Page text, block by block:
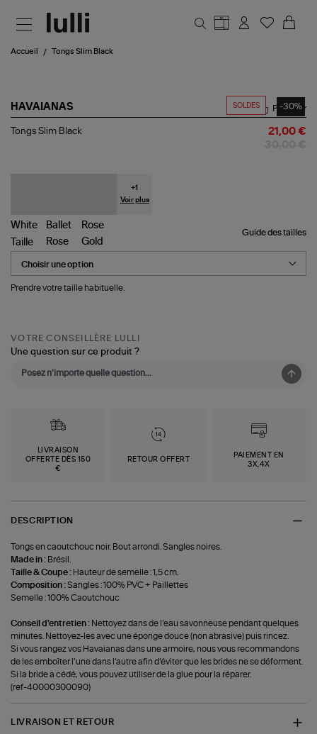
Accueil Tongs Slim Black
SOLDES -30%
HAVAIANAS
Tongs
Partager
Tongs Slim Black 21,00 €
+1
Voir plus
Guide des tailles
Taille
Prendre votre taille habituelle.
VOTRE CONSEILLÈRE LULLI
Une question sur ce produit ?
LIVRAISON
OFFERTE DÈS 150
€
RETOUR OFFERT
PAIEMENT EN
3X,4X
DESCRIPTION
Tongs en caoutchouc noir. Bout arrondi. Sangles noires.
Made in : Brésil.
Taille & Coupe : Hauteur de semelle : 1,5 cm.
Composition :‍Sangles : 100% PVC + Paillettes
Semelle : 100% Caoutchouc
Conseil d'entretien : Nettoyez dans de l’eau savonneuse pendant quelques
minutes. Nettoyez-les avec une éponge douce (non abrasive) puis rincez.
Si vous rangez vos Havaianas dans une armoire, nous vous recommandons
de les emboîter l’une dans l’autre afin d’éviter que les brides ne se déforment.
Si la bride a cédé, vous pouvez utiliser de la glue pour la réparer.
(ref-40000300090)
LIVRAISON ET RETOUR